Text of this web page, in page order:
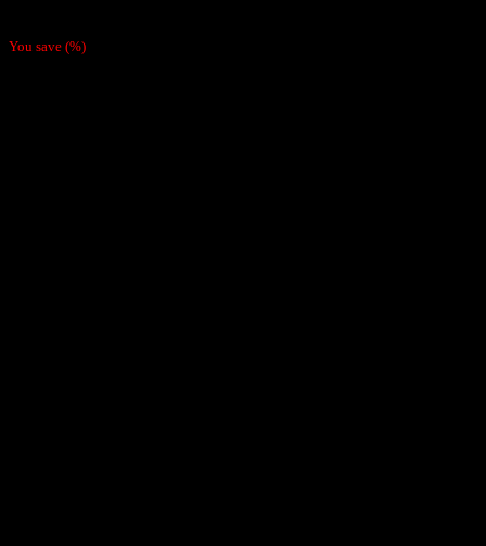
You save (%)